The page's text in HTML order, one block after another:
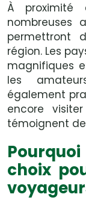
À proximité
nombreuses
permettront
région. Les
magnifiques
les
également
encore
témoignent
choix